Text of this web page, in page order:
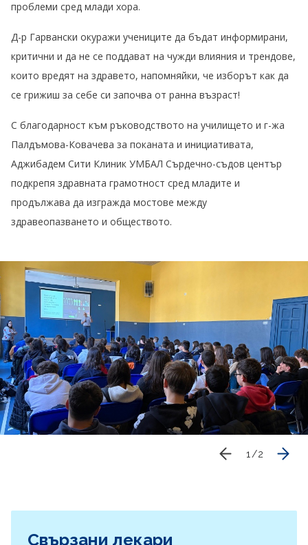
проблеми сред млади хора.
Д-р Гарвански окуражи учениците да бъдат информирани,
критични и да не се поддават на чужди влияния и трендове,
които вредят на здравето, напомняйки, че изборът как да
се грижиш за себе си започва от ранна възраст!
С благодарност към ръководството на училището и г-жа
Палдъмова-Ковачева за поканата и инициативата,
Аджибадем Сити Клиник УМБАЛ Сърдечно-съдов център
подкрепя здравната грамотност сред младите и
продължава да изгражда мостове между
здравеопазването и обществото.
1 /2
Свързани лекари